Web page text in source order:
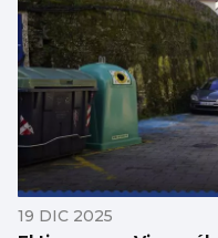
19 DIC 2025